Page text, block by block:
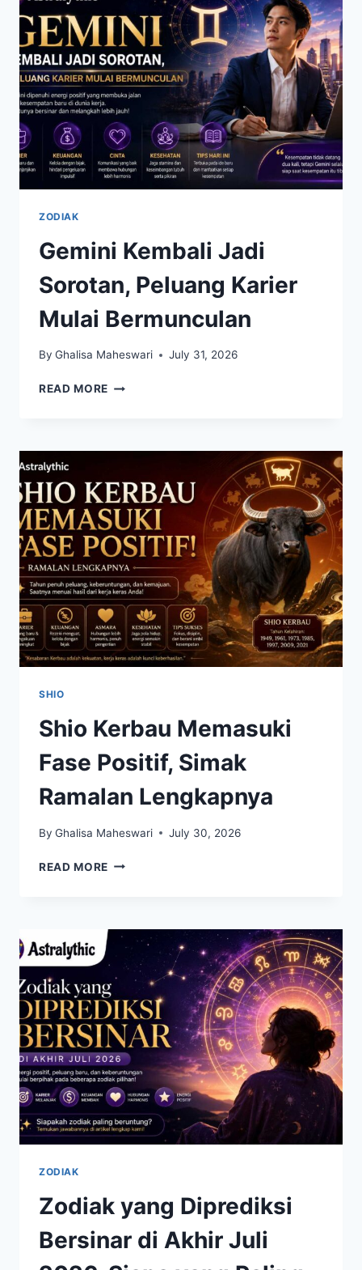
MEMASUKI
FASE
BARU
ZODIAK
Gemini Kembali Jadi
Sorotan, Peluang Karier
Mulai Bermunculan
By Ghalisa Maheswari July 31, 2026
READ MORE GEMINI
PELUANG
MULAI
BERMUNCULAN
SHIO
Shio Kerbau Memasuki
Fase Positif, Simak
Ramalan Lengkapnya
By Ghalisa Maheswari July 30, 2026
READ MORE SHIO
POSITIF,
SIMAK
RAMALAN
LENGKAPNYA
ZODIAK
Zodiak yang Diprediksi
Bersinar di Akhir Juli